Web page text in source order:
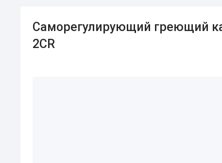
Саморегулирующий греющий
2CR